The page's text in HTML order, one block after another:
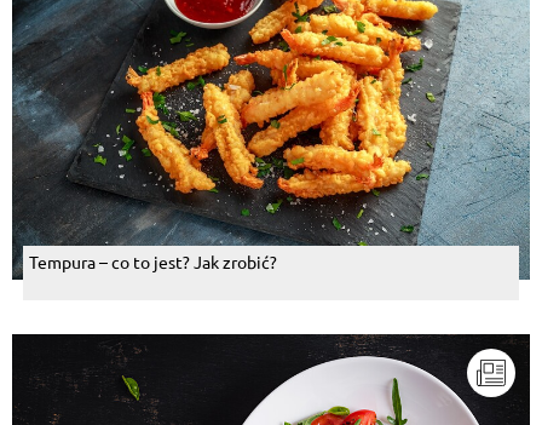
Tempura – co to jest? Jak zrobić?